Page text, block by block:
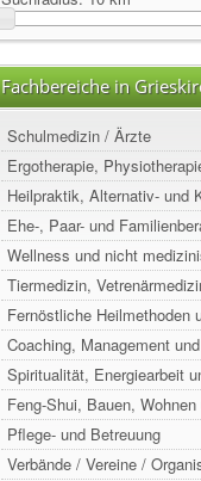
Fachbereiche in
Schulmedizin / Ärzte
Ergotherapie,
Heilpraktik, Alternativ- und
Ehe-, Paar- und
Wellness und nicht
Tiermedizin,
Fernöstliche Heilmethoden
Coaching, Management
Spiritualität, Energiearbeit
Feng-Shui, Bauen,
Pflege- und Betreuung
Verbände / Vereine /